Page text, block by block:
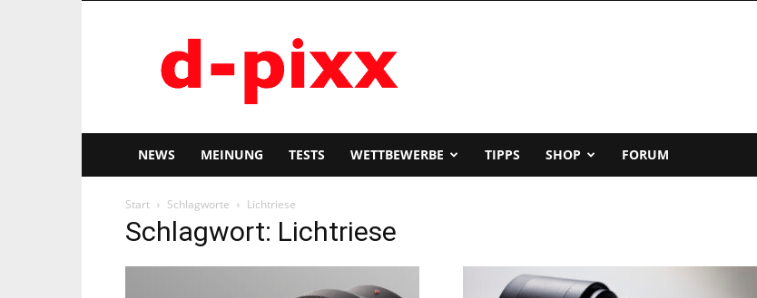
pixx
NEWS MEINUNG TESTS WETTBEWERBE TIPPS SHOP FORUM
Start Schlagworte Lichtriese
Schlagwort: Lichtriese